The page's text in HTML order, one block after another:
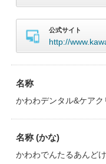
公式サイト
http://
名称
かわわデンタル&ケアク
名称 (かな)
かわわでんたるあんど